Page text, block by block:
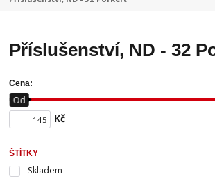
Příslušenství, ND - 32
Cena:
Kč
Od
ŠTÍTKY
Skladem